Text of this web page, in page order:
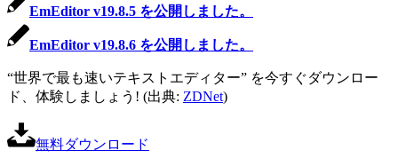
EmEditor v19.8.5 を公開しました。
EmEditor v19.8.6 を公開しました。
“世界で最も速いテキストエディター” を今すぐダウンロー
ド、体験しましょう! (出典: ZDNet)
無料ダウンロード